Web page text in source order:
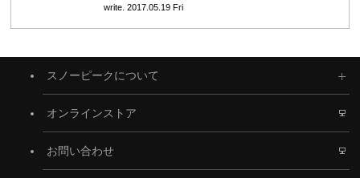
write. 2017.05.19 Fri
スノーピークについて
オンラインストア
お問い合わせ